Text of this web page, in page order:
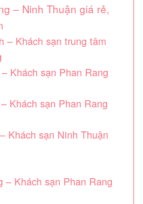
– Ninh Thuận giá rẻ,
– Khách sạn trung tâm
Khách sạn Phan Rang
Khách sạn Phan Rang
Khách sạn Ninh Thuận
– Khách sạn Phan Rang